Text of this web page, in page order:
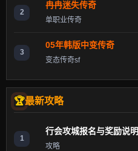
2
冉冉迷失传奇
单职业传奇
3
05年韩版中变传奇
变态传奇sf
最新攻略
1
行会攻城报名与奖励说明
攻略